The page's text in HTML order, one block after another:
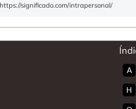
https://significado.com/intrapersonal/
A
H